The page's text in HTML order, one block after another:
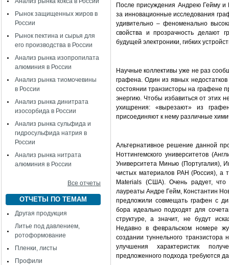
Рынок защищенных жиров в
России
Рынок пектина и сырья для
его производства в России
Анализ рынка изопропилата
алюминия в России
Анализ рынка тиомочевины
в России
Анализ рынка динитрата
изосорбида в России
Анализ рынка сульфида и
гидросульфида натрия в
России
Анализ рынка нитрата
алюминия в России
Все отчеты
ОТЧЕТЫ ПО ТЕМАМ
Другая продукция
Литье под давлением,
ротоформование
Пленки, листы
Профили
После присуждения Андрею Гейму и
за инновационные исследования
удивительно – феноменально
свойства и прозрачность делают
будущей электроники, гибких
Научные коллективы уже не раз
графена. Один из явных
состоянии транзисторы на графене
энергию. Чтобы избавиться от этих
ухищрения: «вырезают» из
присоединяют к нему различные
Альтернативное решение данной
Ноттингемского университетов
Университета Минью (Португалия),
чистых материалов РАН (Россия), а
Materials (США). Очень радует, что
лауреаты Андре Гейм, Константин
предложили совмещать графен с
бора идеально подходят для
структуре, а значит, не будут
Недавно в февральском номере
создании туннельного
улучшения характеристик
предложенного подхода требуются